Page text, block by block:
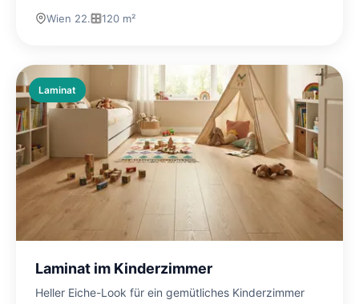
Wien 22. 120 m²
Laminat
Laminat im Kinderzimmer
Heller Eiche-Look für ein gemütliches Kinderzimmer